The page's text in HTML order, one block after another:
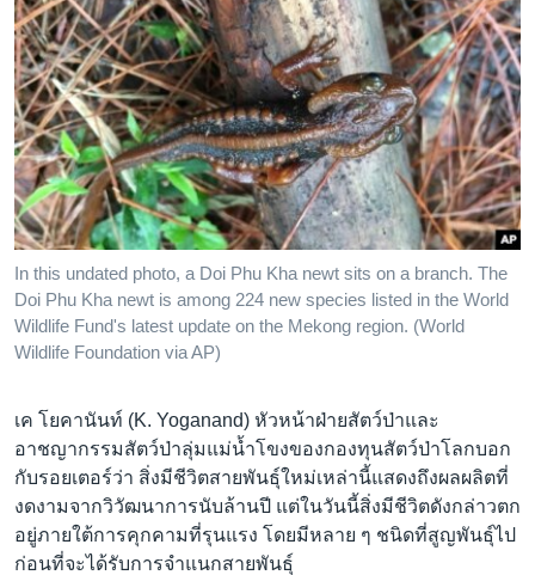
In this undated photo, a Doi Phu Kha newt sits on a branch. The
Doi Phu Kha newt is among 224 new species listed in the World
Wildlife Fund's latest update on the Mekong region. (World
Wildlife Foundation via AP)
เค โยคานันท์ (K. Yoganand) หัวหน้าฝ่ายสัตว์ป่าและ
อาชญากรรมสัตว์ป่าลุ่มแม่น้ำโขงของกองทุนสัตว์ป่าโลกบอก
กับรอยเตอร์ว่า สิ่งมีชีวิตสายพันธุ์ใหม่เหล่านี้แสดงถึงผลผลิตที่
งดงามจากวิวัฒนาการนับล้านปี แต่ในวันนี้สิ่งมีชีวิตดังกล่าวตก
อยู่ภายใต้การคุกคามที่รุนแรง โดยมีหลาย ๆ ชนิดที่สูญพันธุ์ไป
ก่อนที่จะได้รับการจำแนกสายพันธุ์